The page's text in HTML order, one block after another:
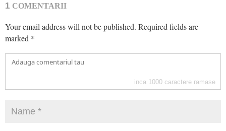
1 COMENTARII
Your email address will not be published. Required fields are
marked *
inca 1000 caractere ramase